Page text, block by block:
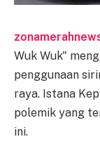
Wuk Wuk"
penggunaan
raya. Istana
polemik yang
ini.